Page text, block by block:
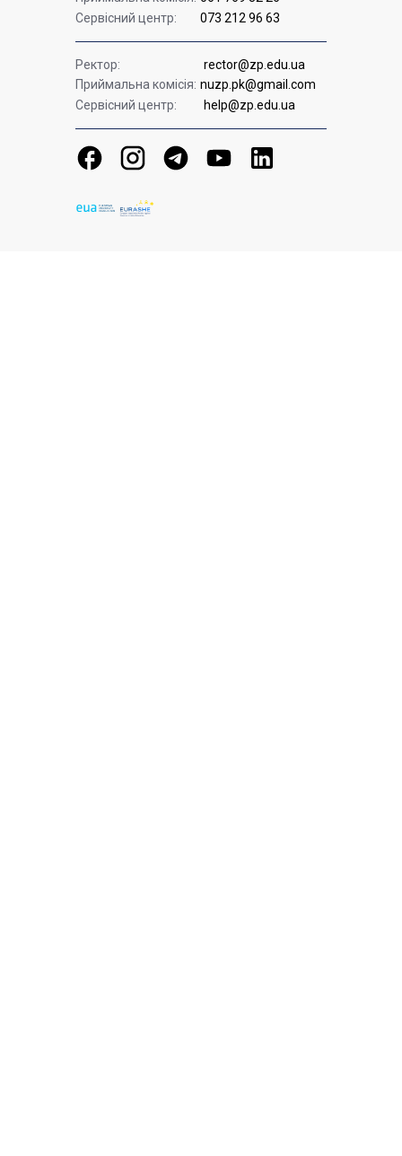
Сервісний центр:
073 212 96 63
Ректор:
rector@zp.edu.ua
Приймальна комісія: nuzp.pk@gmail.com
Сервісний центр:
help@zp.edu.ua